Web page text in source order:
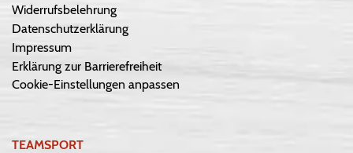
Widerrufsbelehrung
Datenschutzerklärung
Impressum
Erklärung zur Barrierefreiheit
Cookie-Einstellungen anpassen
TEAMSPORT